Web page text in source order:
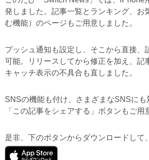
発しました。記事一覧とランキング、お
む機能）のページもご用意しました。
プッシュ通知も設定し、そこから直接、
可能。リリースしてから修正を加え、記
キャッチ表示の不具合も直しました。
SNSの機能も付け、さまざまなSNSにも
「この記事をシェアする」ボタンもご用
是非、下のボタンからダウンロードして